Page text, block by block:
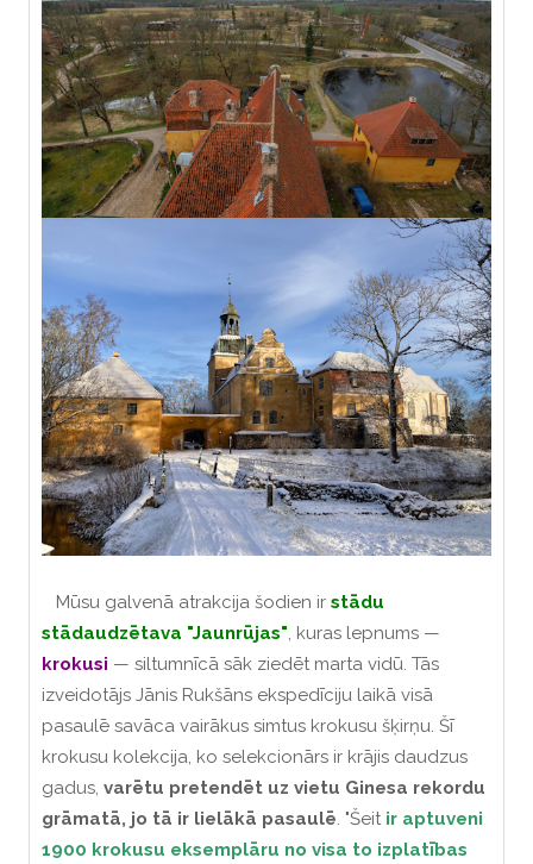
Mūsu galvenā atrakcija šodien ir stādu
stādaudzētava "Jaunrūjas", kuras lepnums —
krokusi — siltumnīcā sāk ziedēt marta vidū. Tās
izveidotājs Jānis Rukšāns ekspedīciju laikā visā
pasaulē savāca vairākus simtus krokusu šķirņu. Šī
krokusu kolekcija, ko selekcionārs ir krājis daudzus
gadus, varētu pretendēt uz vietu Ginesa rekordu
grāmatā, jo tā ir lielākā pasaulē. "Šeit ir aptuveni
1900 krokusu eksemplāru no visa to izplatības